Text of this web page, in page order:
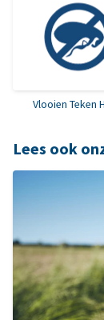
Vlooien Teken
Lees ook